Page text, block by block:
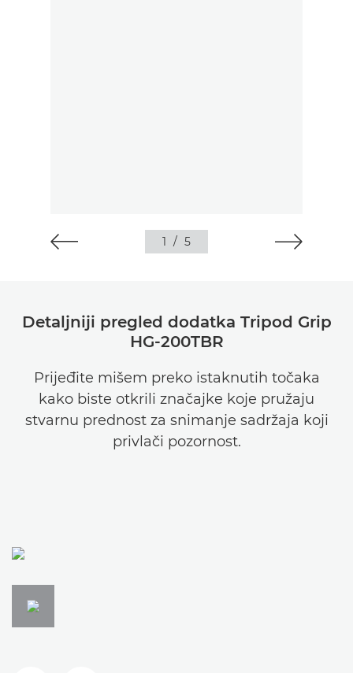
1 / 5
Detaljniji pregled dodatka Tripod Grip
HG-200TBR
Prijeđite mišem preko istaknutih točaka
kako biste otkrili značajke koje pružaju
stvarnu prednost za snimanje sadržaja koji
privlači pozornost.